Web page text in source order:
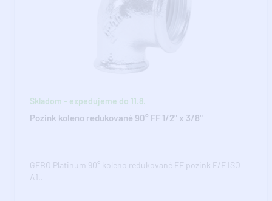
Skladom - expedujeme do 11.8.
Pozink koleno redukované 90° FF 1/2" x 3/8"
GEBO Platinum 90° koleno redukované FF pozink F/F ISO
A1..